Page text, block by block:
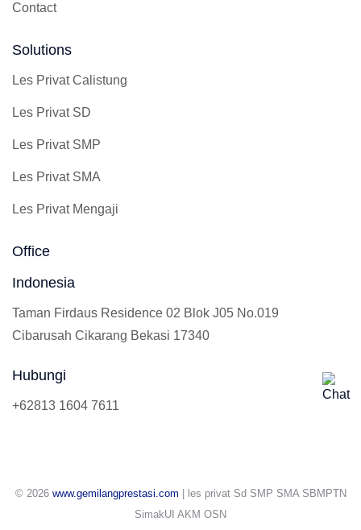
Contact
Solutions
Les Privat Calistung
Les Privat SD
Les Privat SMP
Les Privat SMA
Les Privat Mengaji
Office
Indonesia
Taman Firdaus Residence 02 Blok J05 No.019
Cibarusah Cikarang Bekasi 17340
Hubungi
+62813 1604 7611
© 2026 www.gemilangprestasi.com | les privat Sd SMP SMA SBMPTN
SimakUI AKM OSN